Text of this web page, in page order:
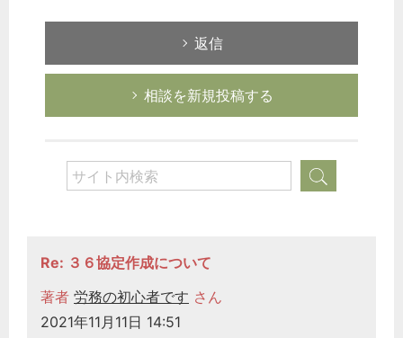
返信
相談を新規投稿する
Re: ３６協定作成について
著者 労務の初心者です さん
2021年11月11日 14:51